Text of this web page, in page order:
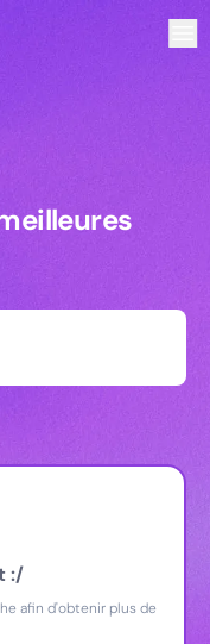
:/
afin d'obtenir plus de